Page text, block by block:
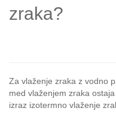
zraka?
Za vlaženje zraka z vodno
med vlaženjem zraka
izraz izotermno vlaženje